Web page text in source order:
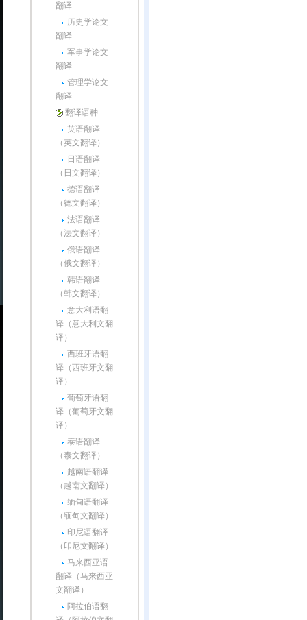
翻译
历史学论文
翻译
军事学论文
翻译
管理学论文
翻译
翻译语种
英语翻译
（英文翻译）
日语翻译
（日文翻译）
德语翻译
（德文翻译）
法语翻译
（法文翻译）
俄语翻译
（俄文翻译）
韩语翻译
（韩文翻译）
意大利语翻
译（意大利文翻
译）
西班牙语翻
译（西班牙文翻
译）
葡萄牙语翻
译（葡萄牙文翻
译）
泰语翻译
（泰文翻译）
越南语翻译
（越南文翻译）
缅甸语翻译
（缅甸文翻译）
印尼语翻译
（印尼文翻译）
马来西亚语
翻译（马来西亚
文翻译）
阿拉伯语翻